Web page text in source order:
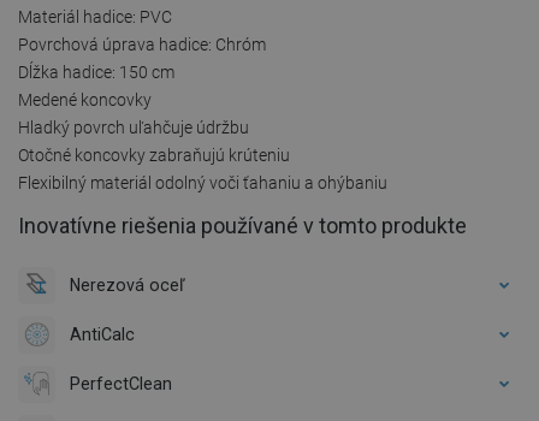
Materiál hadice: PVC
Povrchová úprava hadice: Chróm
Dĺžka hadice: 150 cm
Medené koncovky
Hladký povrch uľahčuje údržbu
Otočné koncovky zabraňujú krúteniu
Flexibilný materiál odolný voči ťahaniu a ohýbaniu
Inovatívne riešenia používané v tomto produkte
Nerezová oceľ
AntiCalc
PerfectClean